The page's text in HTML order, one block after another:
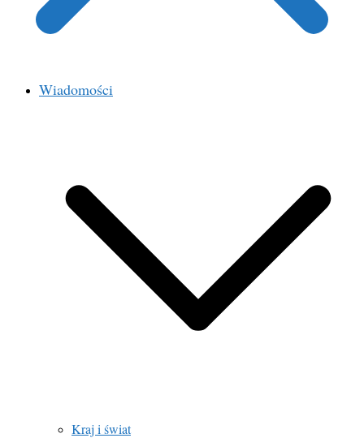
Wiadomości
Kraj i świat